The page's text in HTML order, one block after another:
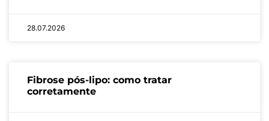
28.07.2026
Fibrose pós-lipo: como tratar
corretamente